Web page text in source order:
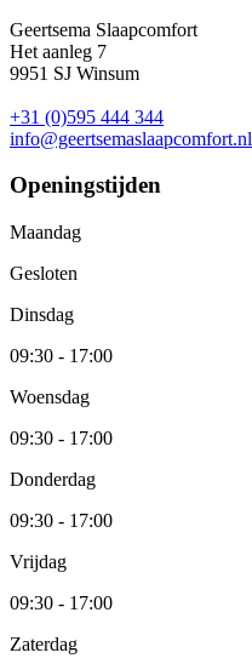
Geertsema Slaapcomfort
Het aanleg 7
9951 SJ Winsum
+31 (0)595 444 344
info@geertsemaslaapcomfort.nl
Openingstijden
Maandag
Gesloten
Dinsdag
09:30 - 17:00
Woensdag
09:30 - 17:00
Donderdag
09:30 - 17:00
Vrijdag
09:30 - 17:00
Zaterdag